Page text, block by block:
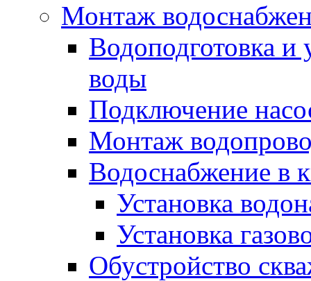
Монтаж
Водоподготовка и
воды
Подключение
Монтаж
Водоснабжение в
Установка
Установка
Обустройство